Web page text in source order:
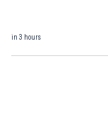
in 3 hours